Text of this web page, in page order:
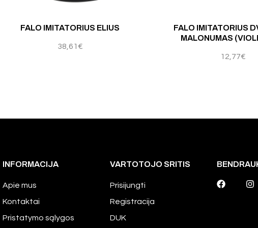
FALO IMITATORIUS ELIUS
38,61 €
FALO IMITATORIUS
MALONUMAS
12,77€
INFORMACIJA
Apie mus
Kontaktai
Pristatymo sąlygos
VARTOTOJO SRITIS
Prisijungti
Registracija
DUK